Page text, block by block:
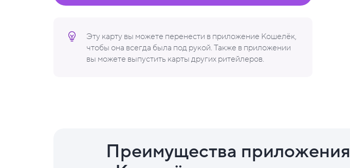
Эту карту вы можете перенести в приложение Кошелёк,
чтобы она всегда была под рукой. Также в приложении
вы можете выпустить карты других ритейлеров.
Преимущества приложения